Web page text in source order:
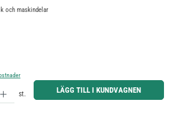
och maskindelar
eller använd knapparna för att öka eller minska kvantiteten.
st. LÄGG TILL I KUNDVAGNEN